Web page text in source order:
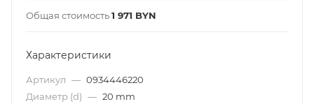
Общая стоимость1 971 BYN
Характеристики
Артикул — 0934446220
Диаметр (d) — 20 mm